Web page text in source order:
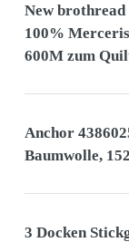
New brothread
100%
600M zum
Anchor
Baumwolle,
3 Docken